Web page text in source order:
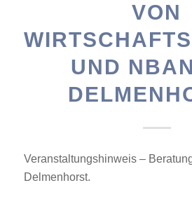
VON
UND
Veranstaltungshinweis –
Delmenhorst.